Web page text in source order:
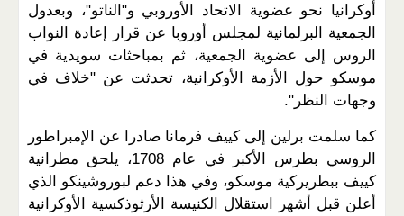
أوكرانيا نحو عضوية الاتحاد الأوروبي و"الناتو"، وبعدول
الجمعية البرلمانية لمجلس أوروبا عن قرار إعادة النواب
الروس إلى عضوية الجمعية، ثم بمباحثات سويدية في
موسكو حول الأزمة الأوكرانية، تحدثت عن "خلاف في
وجهات النظر".
كما سلمت برلين إلى كييف فرمانا صادرا عن الإمبراطور
الروسي بطرس الأكبر في عام 1708، يلحق مطرانية
كييف ببطريركية موسكو، وفي هذا دعم لبوروشينكو الذي
أعلن قبل أشهر استقلال الكنيسة الأرثوذكسية الأوكرانية